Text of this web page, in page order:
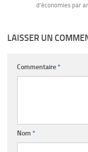
d’économies par
LAISSER UN
Commentaire*
Nom *